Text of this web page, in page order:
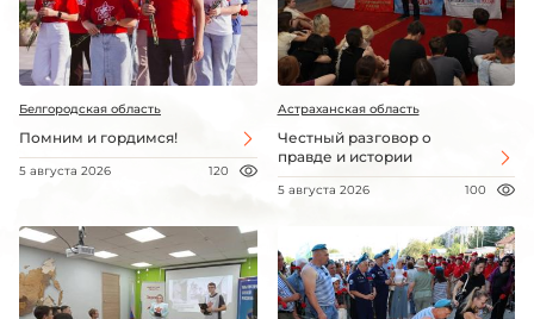
Белгородская область
Помним и гордимся!
5 августа 2026 120
Астраханская область
Честный разговор о
правде и истории
5 августа 2026 100